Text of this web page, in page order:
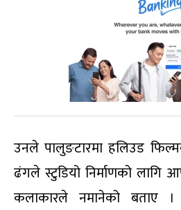
उनले पालुङटारमा हलिउड
ढंगले स्टुडियो निर्माणको लागि
कलाकारले नमानेको